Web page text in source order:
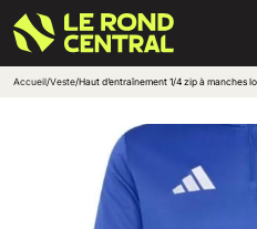
Vêtement extérieur
Haut de survêtement
Bas de survêtement
T-shirt & Polo
Shorts & Chaussettes
Accueil/Veste/Haut d’entraînement 1/4 zip à manches